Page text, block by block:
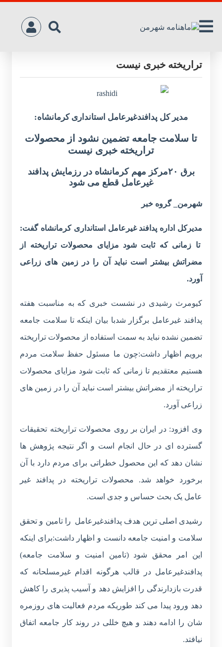
تا سلامت جامعه تضمین نشود از محصولات
تراریخته خبری نیست
مدیر کل پدافندغیرعامل استانداری کرمانشاه:
تا سلامت جامعه تضمین نشود از محصولات
تراریخته خبری نیست
برق ۲۰مرکز مهم کرمانشاه در رزمایش پدافند
غیرعامل قطع می شود
شهرمن_ گروه خبر
مدیرکل اداره پدافند غیرعامل استانداری کرمانشاه گفت:
تا زمانی که ثابت شود مزایای محصولات تراریخته از
مضراتش بیشتر است نباید آن را در زمین های زراعی
آورد.
کیومرث رشیدی در نشست خبری که به مناسبت هفته
پدافند غیرعامل برگزار شدبا بیان اینکه تا سلامت جامعه
تضمین نشده نباید به سمت استفاده از محصولات تراریخته
برویم اظهار داشت:چون ما مسئول حفظ سلامت مردم
هستیم معتقدیم تا زمانی که ثابت شود مزایای محصولات
تراریخته از مضراتش بیشتر است نباید آن را در زمین های
زراعی آورد.
وی افزود: در ایران بر روی محصولات تراریخته تحقیقات
گسترده ای در حال انجام است و اگر نتیجه پژوهش ها
نشان دهد که این محصول خطراتی برای مردم دارد با آن
برخورد خواهد شد. محصولات تراریخته در پدافند غیر
عامل یک بحث حساس و جدی است.
رشیدی اصلی ترین هدف پدافندغیرعامل را تامین و تحقق
سلامت و امنیت جامعه دانست و اظهار داشت:برای اینکه
این امر محقق شود (تامین امنیت و سلامت جامعه)
پدافندغیرعامل در قالب هرگونه اقدام غیرمسلحانه که
قدرت بازدارندگی را افزایش دهد و آسیب پذیری را کاهش
دهد ورود پیدا می کند طوریکه مردم فعالیت های روزمره
شان را ادامه دهند و هیچ خللی در روند کار جامعه اتفاق
نیافتد.